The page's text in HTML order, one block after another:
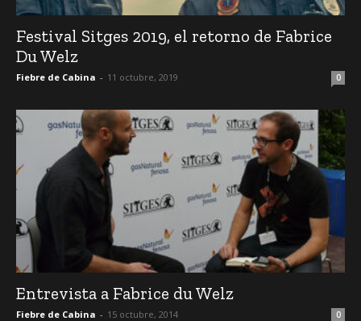
Festival Sitges 2019, el retorno de Fabrice
Du Welz
Fiebre de Cabina - 11 octubre, 2019 0
Entrevista a Fabrice du Welz
Fiebre de Cabina - 15 octubre, 2014 0